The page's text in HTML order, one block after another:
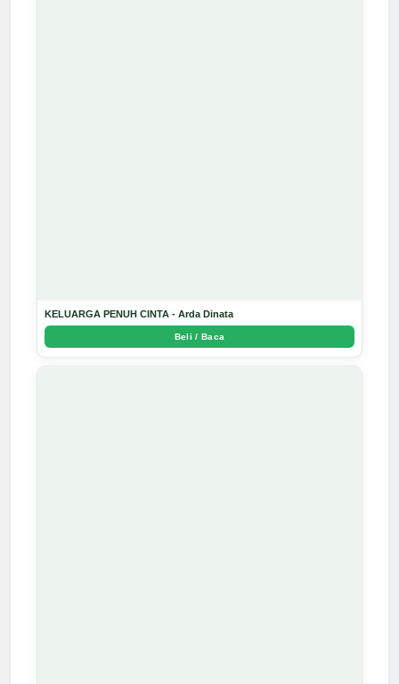
KELUARGA PENUH CINTA - Arda Dinata
Beli / Baca